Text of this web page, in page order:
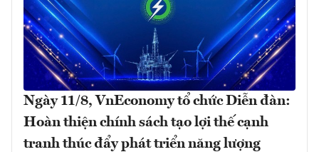
Ngày 11/8, VnEconomy tổ chức Diễn đàn:
Hoàn thiện chính sách tạo lợi thế cạnh
tranh thúc đẩy phát triển năng lượng